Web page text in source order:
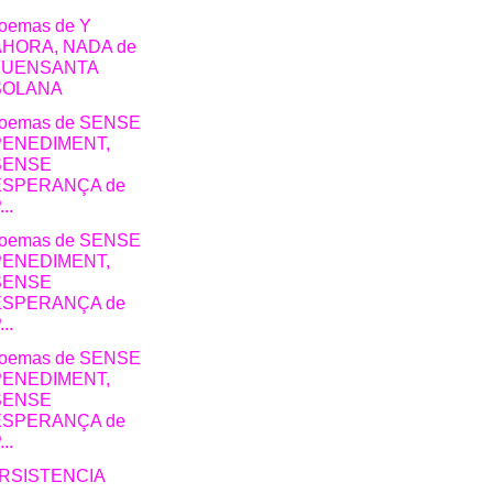
de Y
NADA de
de SENSE
de
de SENSE
de
de SENSE
de